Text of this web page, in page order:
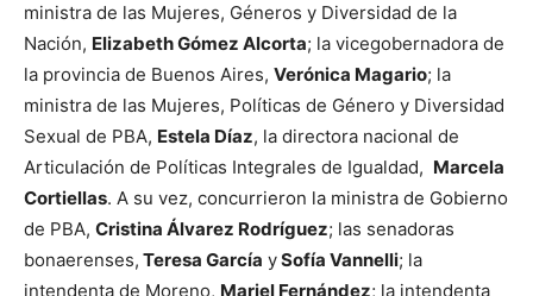
ministra de las Mujeres, Géneros y Diversidad de la
Nación, Elizabeth Gómez Alcorta; la vicegobernadora de
la provincia de Buenos Aires, Verónica Magario; la
ministra de las Mujeres, Políticas de Género y Diversidad
Sexual de PBA, Estela Díaz, la directora nacional de
Articulación de Políticas Integrales de Igualdad, Marcela
Cortiellas. A su vez, concurrieron la ministra de Gobierno
de PBA, Cristina Álvarez Rodríguez; las senadoras
bonaerenses, Teresa García ySofía Vannelli; la
intendenta de Moreno, Mariel Fernández; la intendenta